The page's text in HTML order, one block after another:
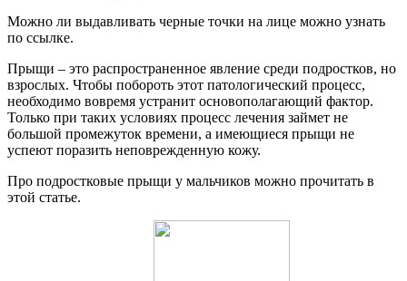
Можно ли выдавливать черные точки на лице можно узнать
по ссылке.
Прыщи – это распространенное явление среди подростков, но
взрослых. Чтобы побороть этот патологический процесс,
необходимо вовремя устранит основополагающий фактор.
Только при таких условиях процесс лечения займет не
большой промежуток времени, а имеющиеся прыщи не
успеют поразить неповрежденную кожу.
Про подростковые прыщи у мальчиков можно прочитать в
этой статье.